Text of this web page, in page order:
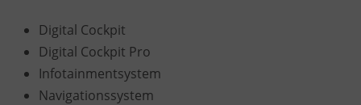
Digital Cockpit
Digital Cockpit Pro
Infotainmentsystem
Navigationssystem